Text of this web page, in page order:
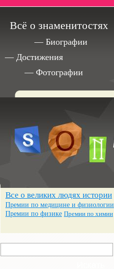
Всё о знаменитостях
— Биографии
— Достижения
— Фотографии
Все о великих людях истории
Премии по медицине и физиологии
Премии по физике Премии по химии